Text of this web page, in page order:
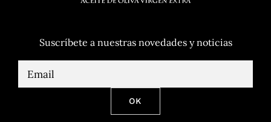
Suscríbete a nuestras novedades y noticias